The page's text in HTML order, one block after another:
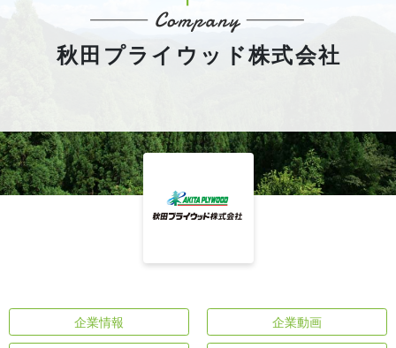
秋田プライウッド株式会社
企業情報 企業動画